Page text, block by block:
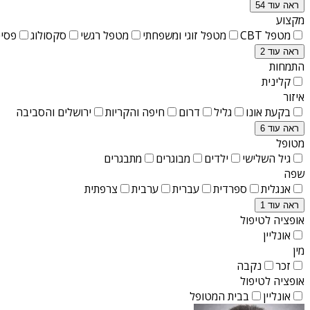
ראה עוד 54
מקצוע
מטפל CBT
מטפל זוגי ומשפחתי מטפל רגשי סקסולוג
ראה עוד 2
התמחות
קלינית
איזור
בקעת אונו
גליל דרום חיפה והקריות ירושלים והסביבה
ראה עוד 6
מטופל
גיל השלישי
ילדים מבוגרים
מתבגרים
שפה
אנגלית
ספרדית עברית ערבית צרפתית
ראה עוד 1
אופציה לטיפול
אונליין
מין
זכר
נקבה
אופציה לטיפול
אונליין
בבית המטופל